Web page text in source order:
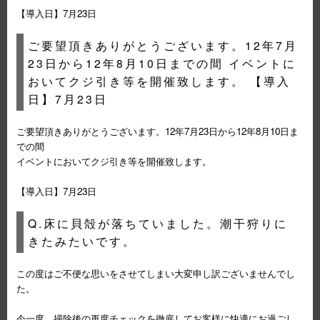
【導入日】7月23日
ご要望頂きありがとうございます。12年7月
23日から12年8月10日までの間 イベントに
おいてクジ引き等を開催致します。 【導入
日】7月23日
ご要望頂きありがとうございます。12年7月23日から12年8月10日ま
での間
イベントにおいてクジ引き等を開催致します。
【導入日】7月23日
Q.床に貝殻が落ちていました。潮干狩りに
きたみたいです。
この度はご不便な思いをさせてしまい大変申し訳ございませんでし
た。